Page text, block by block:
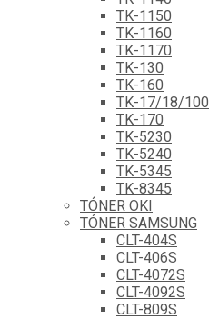
TK-1150
TK-1160
TK-1170
TK-130
TK-160
TK-17/18/100
TK-170
TK-5230
TK-5240
TK-5345
TK-8345
TÓNER OKI
TÓNER SAMSUNG
CLT-404S
CLT-406S
CLT-4072S
CLT-4092S
CLT-809S